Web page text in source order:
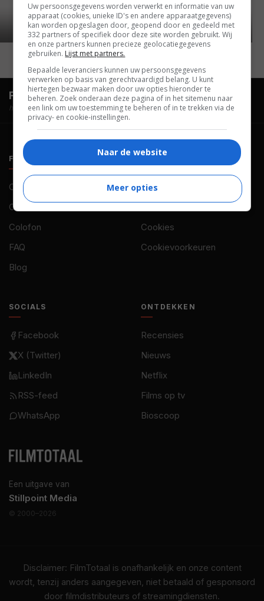
FilmTotaal.Hét online filmoverzicht.
hosted by
Een uitgave van
Stillpoint Media
© 2000–2026
FILMTOTAAL
Contact
Over ons
Colofon
FAQ
Blog
Privacy
Cookies
Cookievoorkeuren
SOCIALS
Facebook
X (Twitter)
LinkedIn
RSS-feed
WhatsApp
ONTDEKKEN
Recensies
Nieuws
Netflix
Films op tv
Bioscoop
Disclaimer: FilmTotaal is onafhankelijk en onze content
wordt, tenzij anders aangegeven, niet betaald of gesponsord
door filmdistributeurs of streamingdiensten.
Uw persoonsgegevens worden verwerkt en informatie van uw
apparaat (cookies, unieke ID's en andere apparaatgegevens)
kan worden opgeslagen door, geopend door en gedeeld met
332 partners of specifiek door deze site worden gebruikt. Wij
en onze partners kunnen precieze geolocatiegegevens
gebruiken. Lijst met partners.
Bepaalde leveranciers kunnen uw persoonsgegevens
verwerken op basis van gerechtvaardigd belang. U kunt
hiertegen bezwaar maken door uw opties hieronder te
beheren. Zoek onderaan deze pagina of in het sitemenu naar
een link om uw toestemming te beheren of in te trekken via de
privacy- en cookie-instellingen.
Naar de website
Meer opties